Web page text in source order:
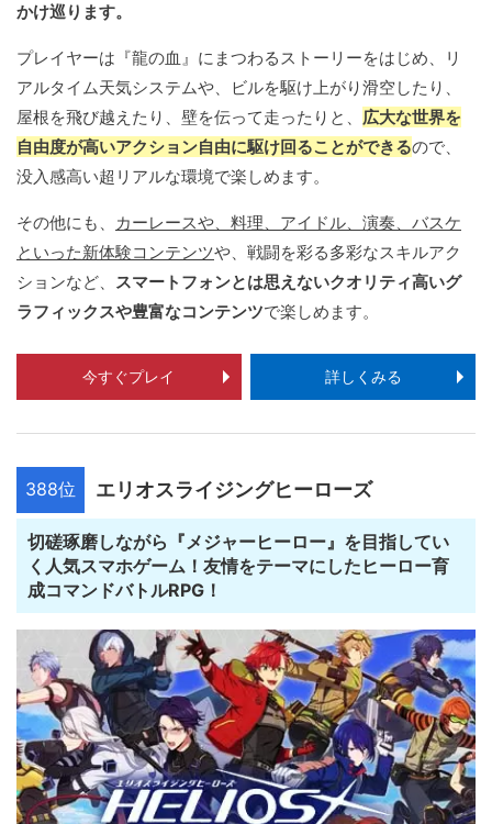
かけ巡ります。
プレイヤーは『龍の血』にまつわるストーリーをはじめ、リ
アルタイム天気システムや、ビルを駆け上がり滑空したり、
屋根を飛び越えたり、壁を伝って走ったりと、 広大な世界を
自由度が高いアクション自由に駆け回ることができるので、
没入感高い超リアルな環境で楽しめます。
その他にも、
カーレースや、料理、アイドル、演奏、バスケ
といった新体験コンテンツや、戦闘を彩る多彩なスキルアク
ションなど、 スマートフォンとは思えないクオリティ高いグ
ラフィックスや豊富なコンテンツで楽しめます。
今すぐプレイ 詳しくみる
388位 エリオスライジングヒーローズ
切磋琢磨しながら『メジャーヒーロー』を目指してい
く人気スマホゲーム！友情をテーマにしたヒーロー育
成コマンドバトルRPG！